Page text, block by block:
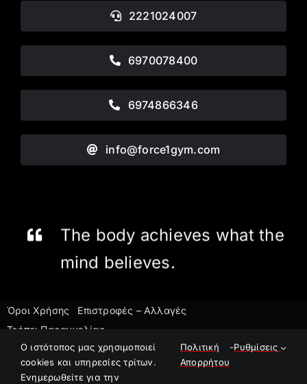
2221024007
6970078400
6974866346
info@force1gym.com
The body achieves what the
mind believes.
Όροι Χρήσης
Επιστροφές – Αλλαγές
Τρόποι Παραγγελίας
©2023 Force1 Gym
E-Shop powered by
O ιστότοπος μας χρησιμοποιεί
cookies και υπηρεσίες τρίτων.
Ενημερωθείτε για την
Πολιτική
Απορρήτου
-Ρυθμίσεις